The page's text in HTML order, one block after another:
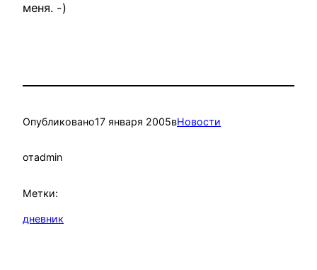
меня. -)
Опубликовано17 января 2005вНовости
отadmin
Метки:
дневник